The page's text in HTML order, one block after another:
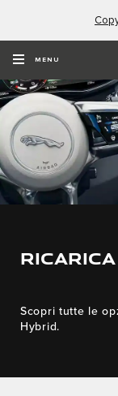
MENU
Scopri tutte le
Hybrid.